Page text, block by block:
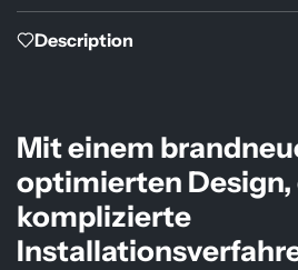
Description
Mit einem
optimierten Design,
komplizierte